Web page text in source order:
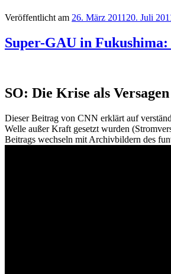
Veröffentlicht am 26. März 2011 20. Juli
Super-GAU in
SO: Die Krise als
Dieser Beitrag von CNN erklärt auf
Welle außer Kraft gesetzt wurden
Beitrags wechseln mit Archivbildern des